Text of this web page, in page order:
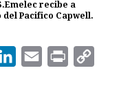
recibe a
del Pacifico Capwell.